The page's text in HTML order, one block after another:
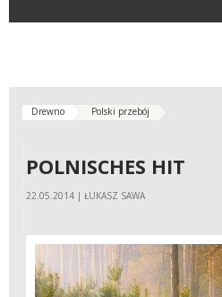
Drewno Polski przebój
POLNISCHES HIT
22.05.2014 | ŁUKASZ SAWA